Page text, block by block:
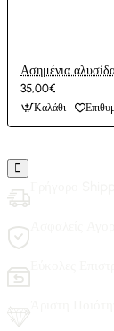
Ασημένια
35,00€
Καλάθι